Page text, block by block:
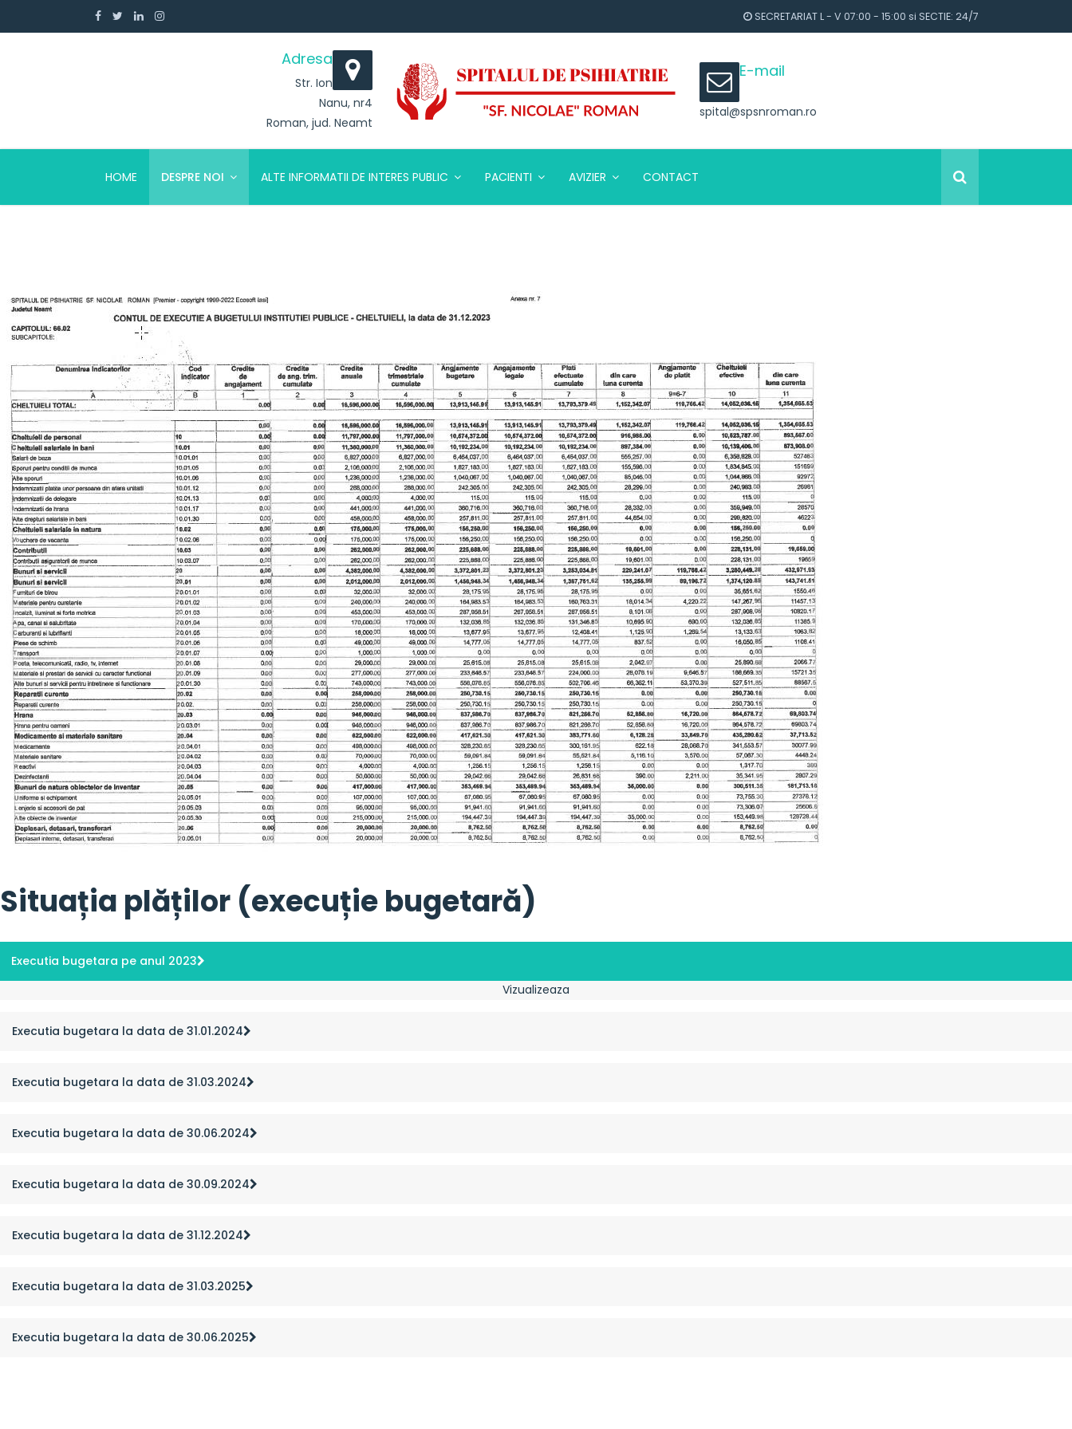
SECRETARIAT L - V 07:00 - 15:00 si SECTIE: 24/7
Adresa
Str. Ion
Nanu, nr4
Roman, jud. Neamt
E-mail
spital@spsnroman.ro
HOME DESPRE NOI ALTE INFORMATII DE INTERES PUBLIC PACIENTI AVIZIER CONTACT
Situația plăților (execuție bugetară)
Executia bugetara pe anul 2023
Vizualizeaza
Executia bugetara la data de 31.01.2024
Executia bugetara la data de 31.03.2024
Executia bugetara la data de 30.06.2024
Executia bugetara la data de 30.09.2024
Executia bugetara la data de 31.12.2024
Executia bugetara la data de 31.03.2025
Executia bugetara la data de 30.06.2025